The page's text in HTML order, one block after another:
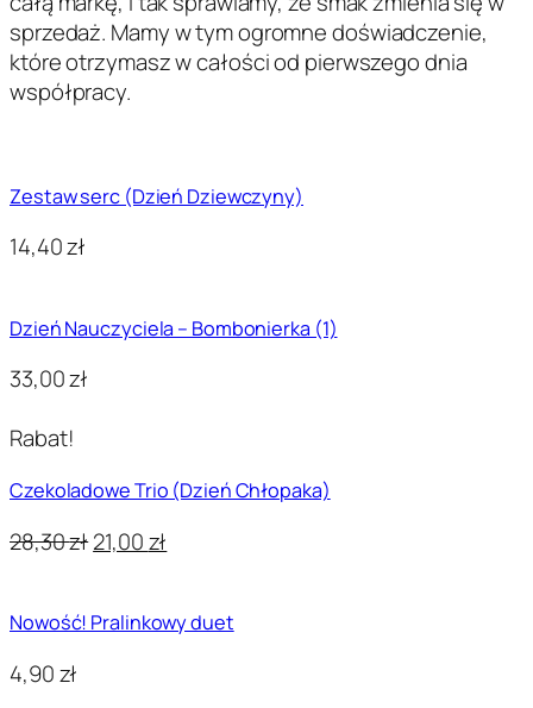
sprzedaż. Mamy w tym ogromne doświadczenie,
które otrzymasz w całości od pierwszego dnia
współpracy.
Zestaw serc (Dzień Dziewczyny)
14,40zł
Dzień Nauczyciela – Bombonierka (1)
33,00zł
Rabat!
Czekoladowe Trio (Dzień Chłopaka)
28,30złPierwotna
28,30 zł.
21,00zł
21,00 zł.
Nowość! Pralinkowy duet
4,90zł